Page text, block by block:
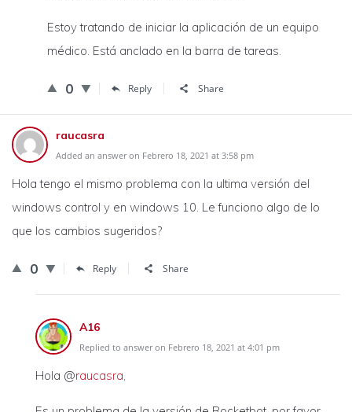
Estoy tratando de iniciar la aplicación de un equipo
médico. Está anclado en la barra de tareas.
0 Reply Share
raucasra
Added an answer on Febrero 18, 2021 at 3:58 pm
Hola tengo el mismo problema con la ultima versión del
windows control y en windows 10. Le funciono algo de lo
que los cambios sugeridos?
0 Reply Share
A16
Replied to answer on Febrero 18, 2021 at 4:01 pm
Hola @raucasra,